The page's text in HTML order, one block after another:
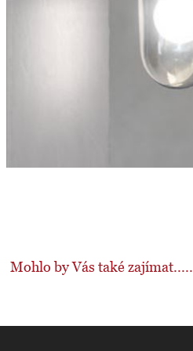
Mohlo by Vás také zajímat.....